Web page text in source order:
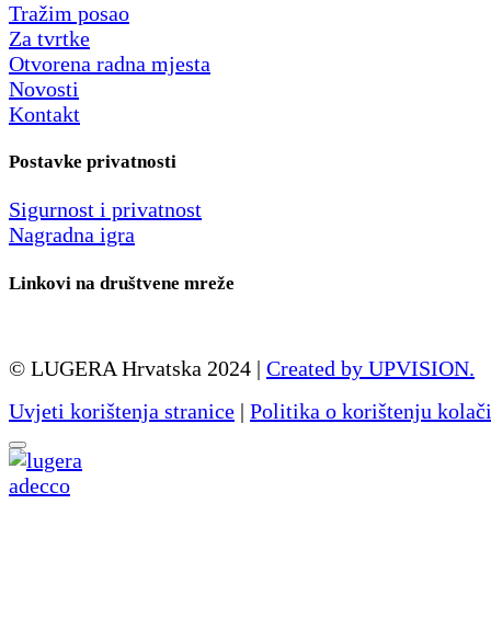
Tražim posao
Za tvrtke
Otvorena radna mjesta
Novosti
Kontakt
Postavke privatnosti
Sigurnost i privatnost
Nagradna igra
Linkovi na društvene mreže
© LUGERA Hrvatska 2024 | Created by UPVISION.
Uvjeti korištenja stranice | Politika o korištenju